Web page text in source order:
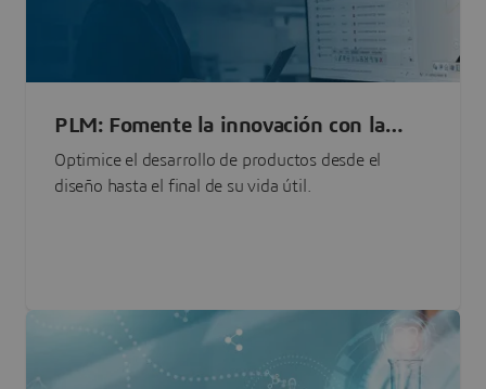
PLM: Fomente la innovación con la
gestión del ciclo de vida del producto
Optimice el desarrollo de productos desde el
diseño hasta el final de su vida útil.